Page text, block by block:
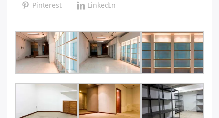
Pinterest
LinkedIn